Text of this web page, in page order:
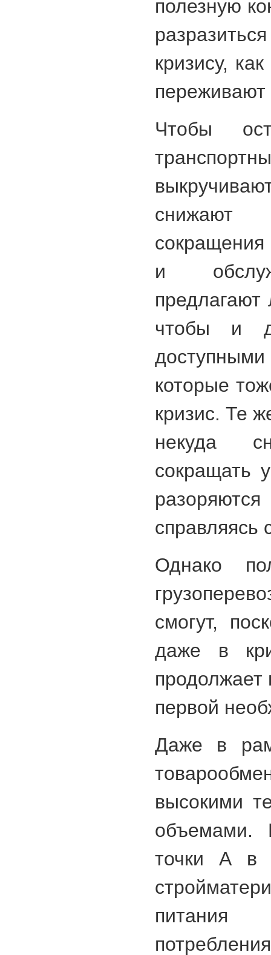
полезную
кризису,
Чтобы
сокращения
и
предлагают
чтобы и
доступными
которые
кризис. Те
некуда
сокращать
справляясь
Однако
смогут,
даже в
продолжает
первой
Даже в
высокими
объемами.
точки А в